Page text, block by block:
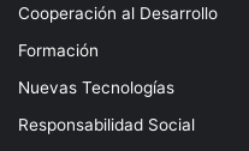
Cooperación al Desarrollo
Formación
Nuevas Tecnologías
Responsabilidad Social